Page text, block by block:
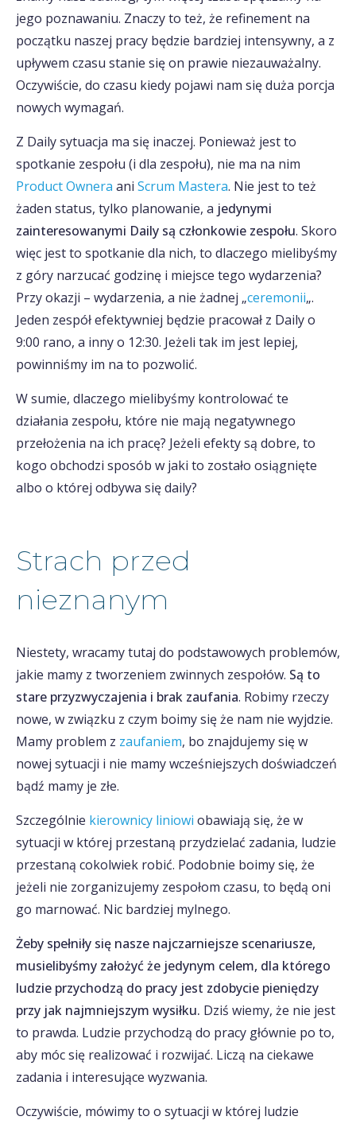
jego poznawaniu. Znaczy to też, że refinement na
początku naszej pracy będzie bardziej intensywny, a z
upływem czasu stanie się on prawie niezauważalny.
Oczywiście, do czasu kiedy pojawi nam się duża porcja
nowych wymagań.
Z Daily sytuacja ma się inaczej. Ponieważ jest to
spotkanie zespołu (i dla zespołu), nie ma na nim
Product Ownera ani Scrum Mastera. Nie jest to też
żaden status, tylko planowanie, a jedynymi
zainteresowanymi Daily są członkowie zespołu. Skoro
więc jest to spotkanie dla nich, to dlaczego mielibyśmy
z góry narzucać godzinę i miejsce tego wydarzenia?
Przy okazji – wydarzenia, a nie żadnej „ceremonii„.
Jeden zespół efektywniej będzie pracował z Daily o
9:00 rano, a inny o 12:30. Jeżeli tak im jest lepiej,
powinniśmy im na to pozwolić.
W sumie, dlaczego mielibyśmy kontrolować te
działania zespołu, które nie mają negatywnego
przełożenia na ich pracę? Jeżeli efekty są dobre, to
kogo obchodzi sposób w jaki to zostało osiągnięte
albo o której odbywa się daily?
Strach przed
nieznanym
Niestety, wracamy tutaj do podstawowych problemów,
jakie mamy z tworzeniem zwinnych zespołów. Są to
stare przyzwyczajenia i brak zaufania. Robimy rzeczy
nowe, w związku z czym boimy się że nam nie wyjdzie.
Mamy problem z zaufaniem, bo znajdujemy się w
nowej sytuacji i nie mamy wcześniejszych doświadczeń
bądź mamy je złe.
Szczególnie kierownicy liniowi obawiają się, że w
sytuacji w której przestaną przydzielać zadania, ludzie
przestaną cokolwiek robić. Podobnie boimy się, że
jeżeli nie zorganizujemy zespołom czasu, to będą oni
go marnować. Nic bardziej mylnego.
Żeby spełniły się nasze najczarniejsze scenariusze,
musielibyśmy założyć że jedynym celem, dla którego
ludzie przychodzą do pracy jest zdobycie pieniędzy
przy jak najmniejszym wysiłku. Dziś wiemy, że nie jest
to prawda. Ludzie przychodzą do pracy głównie po to,
aby móc się realizować i rozwijać. Liczą na ciekawe
zadania i interesujące wyzwania.
Oczywiście, mówimy to o sytuacji w której ludzie